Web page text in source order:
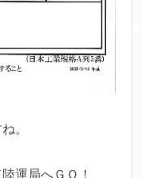
。
運局へＧＯ！